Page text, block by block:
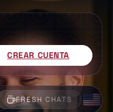
CREAR CUENTA
CHATS